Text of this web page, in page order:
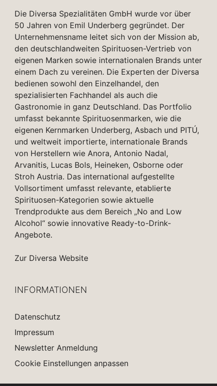
Die Diversa Spezialitäten GmbH wurde vor über
50 Jahren von Emil Underberg gegründet. Der
Unternehmensname leitet sich von der Mission ab,
den deutschlandweiten Spirituosen-Vertrieb von
eigenen Marken sowie internationalen Brands unter
einem Dach zu vereinen. Die Experten der Diversa
bedienen sowohl den Einzelhandel, den
spezialisierten Fachhandel als auch die
Gastronomie in ganz Deutschland. Das Portfolio
umfasst bekannte Spirituosenmarken, wie die
eigenen Kernmarken Underberg, Asbach und PITÚ,
und weltweit importierte, internationale Brands
von Herstellern wie Anora, Antonio Nadal,
Arvanitis, Lucas Bols, Heineken, Osborne oder
Stroh Austria. Das international aufgestellte
Vollsortiment umfasst relevante, etablierte
Spirituosen-Kategorien sowie aktuelle
Trendprodukte aus dem Bereich „No and Low
Alcohol“ sowie innovative Ready-to-Drink-
Angebote.
Zur Diversa Website
INFORMATIONEN
Datenschutz
Impressum
Newsletter Anmeldung
Cookie Einstellungen anpassen